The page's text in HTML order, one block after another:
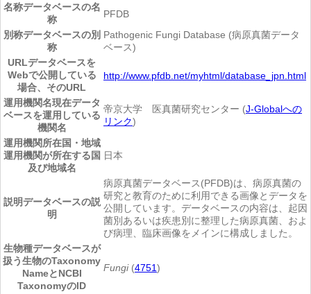
名称データベースの名
称
PFDB
別称データベースの別
称
Pathogenic Fungi Database (病原真菌データ
ベース)
URLデータベースを
Webで公開している
場合、そのURL
http://www.pfdb.net/myhtml/database_jpn.html
運用機関名現在データ
ベースを運用している
機関名
帝京大学 医真菌研究センター (J-Globalへの
リンク)
運用機関所在国・地域
運用機関が所在する国
及び地域名
日本
説明データベースの説
明
病原真菌データベース(PFDB)は、病原真菌の
研究と教育のために利用できる画像とデータを
公開しています。データベースの内容は、起因
菌別あるいは疾患別に整理した病原真菌、およ
び病理、臨床画像をメインに構成しました。
生物種データベースが
扱う生物のTaxonomy
NameとNCBI
TaxonomyのID
Fungi(4751)